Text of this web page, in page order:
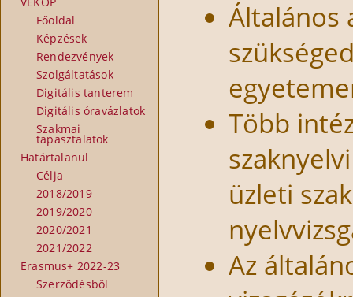
Főoldal
Képzések
Rendezvények
Szolgáltatások
Digitális tanterem
Digitális óravázlatok
Szakmai
tapasztalatok
Határtalanul
Célja
2018/2019
2019/2020
2020/2021
2021/2022
Erasmus+ 2022-23
Szerződésből
Általános
Több
üzleti
Az